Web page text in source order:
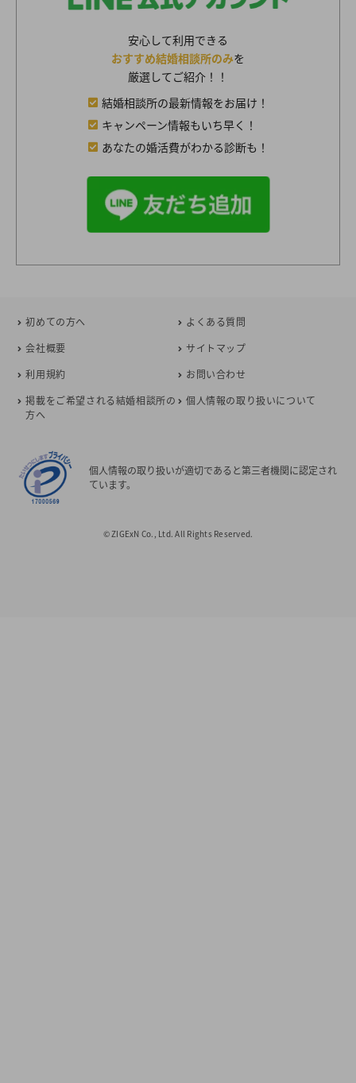
安心して利用できる
おすすめ結婚相談所のみを
厳選してご紹介！！
結婚相談所の最新情報をお届け！
キャンペーン情報もいち早く！
あなたの婚活費がわかる診断も！
初めての方へ
よくある質問
会社概要
サイトマップ
利用規約
お問い合わせ
掲載をご希望される結婚相談所の
方へ
個人情報の取り扱いについて
個人情報の取り扱いが適切であると第三者機関に認定され
ています。
© ZIGExN Co., Ltd. All Rights Reserved.